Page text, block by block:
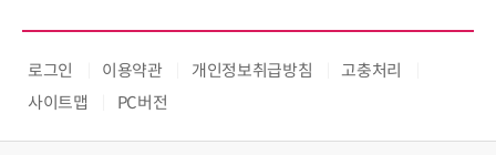
로그인 이용약관 개인정보취급방침
고충처리
사이트맵
PC버전